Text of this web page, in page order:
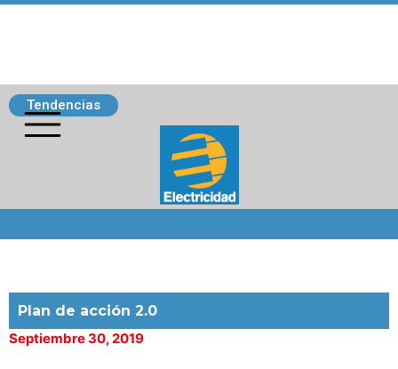
Tendencias
Plan de acción 2.0
Septiembre 30, 2019